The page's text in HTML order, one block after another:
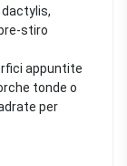
stiro
appuntite
tonde o
per